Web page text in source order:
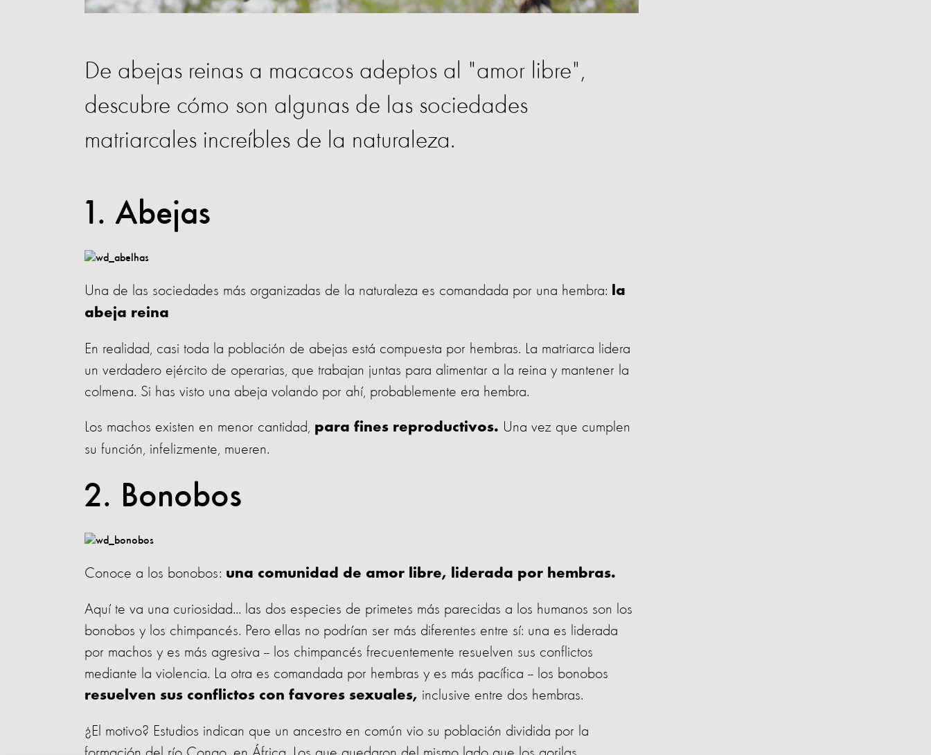
De abejas reinas a macacos adeptos al "amor libre",
descubre cómo son algunas de las sociedades
matriarcales increíbles de la naturaleza.
1. Abejas
Una de las sociedades más organizadas de la naturaleza es comandada por una hembra: la
abeja reina
En realidad, casi toda la población de abejas está compuesta por hembras. La matriarca lidera
un verdadero ejército de operarias, que trabajan juntas para alimentar a la reina y mantener la
colmena. Si has visto una abeja volando por ahí, probablemente era hembra.
Los machos existen en menor cantidad, para fines reproductivos. Una vez que cumplen
su función, infelizmente, mueren.
2. Bonobos
Conoce a los bonobos: una comunidad de amor libre, liderada por hembras.
Aquí te va una curiosidad... las dos especies de primetes más parecidas a los humanos son los
bonobos y los chimpancés. Pero ellas no podrían ser más diferentes entre sí: una es liderada
por machos y es más agresiva -- los chimpancés frecuentemente resuelven sus conflictos
mediante la violencia. La otra es comandada por hembras y es más pacífica -- los bonobos
resuelven sus conflictos con favores sexuales, inclusive entre dos hembras.
¿El motivo? Estudios indican que un ancestro en común vio su población dividida por la